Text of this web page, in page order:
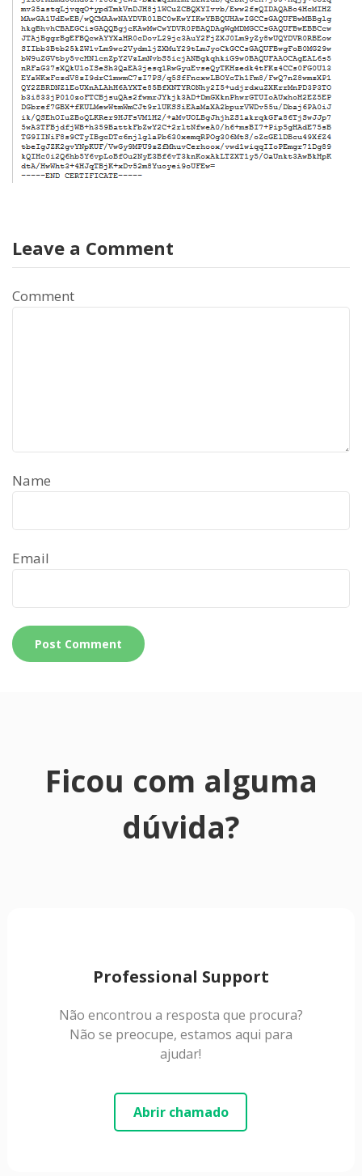
Leave a Comment
Comment
Name
Email
Ficou com alguma
dúvida?
Professional Support
Não encontrou a resposta que procura?
Não se preocupe, estamos aqui para
ajudar!
Abrir chamado